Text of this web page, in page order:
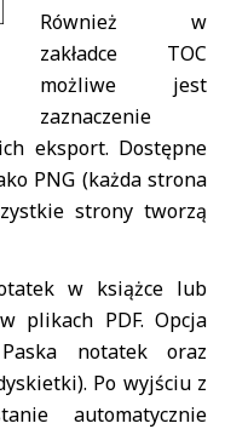
Również w
zakładce TOC
możliwe jest
zaznaczenie
eksport. Dostępne
PNG (każda strona
strony tworzą
w książce lub
plikach PDF. Opcja
notatek oraz
Po wyjściu z
automatycznie